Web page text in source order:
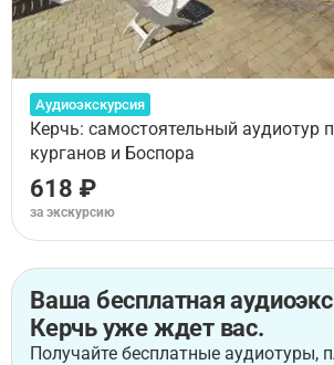
Аудиоэкскурсия
Керчь: самостоятельный аудиотур
курганов и Боспора
618 ₽
за экскурсию
Ваша бесплатная
Керчь уже ждет вас.
Получайте бесплатные аудиотуры,